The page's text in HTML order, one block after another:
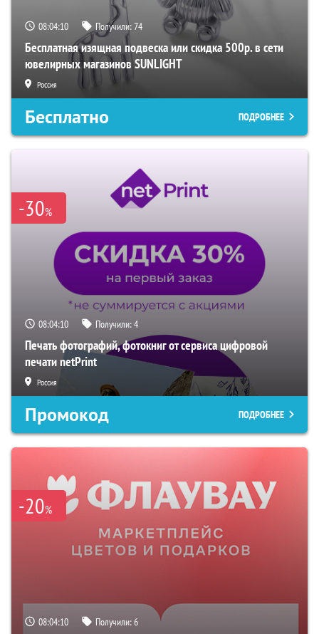
08:04:09 Получили:74
Бесплатная изящная подвеска или скидка 500р. в сети
ювелирных магазинов SUNLIGHT
Россия
Бесплатно ПОДРОБНЕЕ
-30%
08:04:09 Получили:4
Печать фотографий, фотокниг от сервиса цифровой
печати netPrint
Россия
Промокод ПОДРОБНЕЕ
-20%
08:04:09 Получили:6